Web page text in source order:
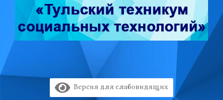
Версия для слабовидящих